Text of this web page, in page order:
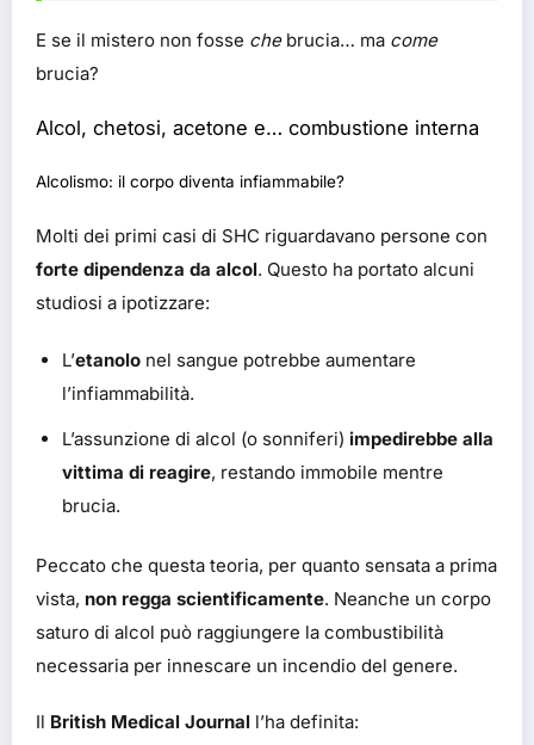
E se il mistero non fosse chebrucia… ma come
brucia?
Alcol, chetosi, acetone e… combustione interna
Alcolismo: il corpo diventa infiammabile?
Molti dei primi casi di SHC riguardavano persone con
forte dipendenza da alcol. Questo ha portato alcuni
studiosi a ipotizzare:
L’etanolo nel sangue potrebbe aumentare
l’infiammabilità.
L’assunzione di alcol (o sonniferi) impedirebbe alla
vittima di reagire, restando immobile mentre
brucia.
Peccato che questa teoria, per quanto sensata a prima
vista, non regga scientificamente. Neanche un corpo
saturo di alcol può raggiungere la combustibilità
necessaria per innescare un incendio del genere.
Il British Medical Journal l’ha definita: